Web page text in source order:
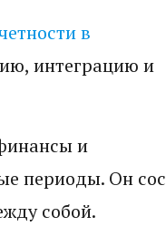
в
интеграцию и
и
периоды. Он
собой.